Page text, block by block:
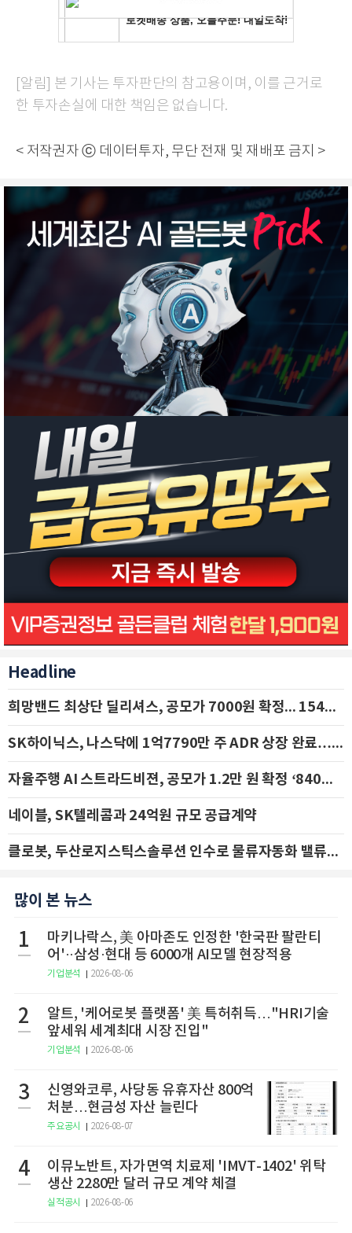
[알림] 본 기사는 투자판단의 참고용이며, 이를 근거로
한 투자손실에 대한 책임은 없습니다.
< 저작권자 ⓒ 데이터투자, 무단 전재 및 재배포 금지 >
Headline
희망밴드 최상단 딜리셔스, 공모가 7000원 확정... 154억 규모 IPO 돌입
SK하이닉스, 나스닥에 1억7790만 주 ADR 상장 완료…29일 국내 추가 상장
자율주행 AI 스트라드비젼, 공모가 1.2만 원 확정 ‘840억 수혈’
네이블, SK텔레콤과 24억원 규모 공급계약
클로봇, 두산로지스틱스솔루션 인수로 물류자동화 밸류체인 확장 추진 - IBK투자증권
많이 본 뉴스
1
마키나락스, 美 아마존도 인정한 '한국판 팔란티
어'··삼성·현대 등 6000개 AI모델 현장적용
기업분석 2026-08-06
2
알트, '케어로봇 플랫폼' 美 특허취득…"HRI기술
앞세워 세계최대 시장 진입"
기업분석 2026-08-06
3
신영와코루, 사당동 유휴자산 800억
처분…현금성 자산 늘린다
주요공시 2026-08-07
4
이뮤노반트, 자가면역 치료제 'IMVT-1402' 위탁
생산 2280만 달러 규모 계약 체결
실적공시 2026-08-06